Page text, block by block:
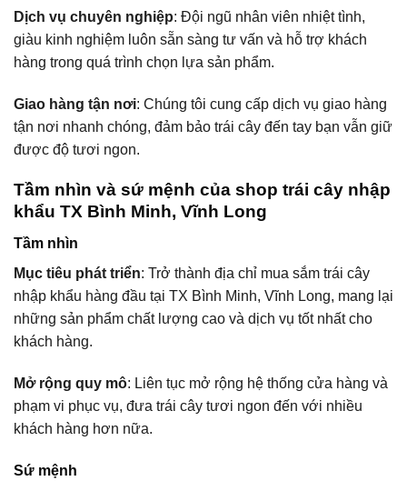
Dịch vụ chuyên nghiệp: Đội ngũ nhân viên nhiệt tình,
giàu kinh nghiệm luôn sẵn sàng tư vấn và hỗ trợ khách
hàng trong quá trình chọn lựa sản phẩm.
Giao hàng tận nơi: Chúng tôi cung cấp dịch vụ giao hàng
tận nơi nhanh chóng, đảm bảo trái cây đến tay bạn vẫn giữ
được độ tươi ngon.
Tầm nhìn và sứ mệnh của shop trái cây nhập
khẩu TX Bình Minh, Vĩnh Long
Tầm nhìn
Mục tiêu phát triển: Trở thành địa chỉ mua sắm trái cây
nhập khẩu hàng đầu tại TX Bình Minh, Vĩnh Long, mang lại
những sản phẩm chất lượng cao và dịch vụ tốt nhất cho
khách hàng.
Mở rộng quy mô: Liên tục mở rộng hệ thống cửa hàng và
phạm vi phục vụ, đưa trái cây tươi ngon đến với nhiều
khách hàng hơn nữa.
Sứ mệnh